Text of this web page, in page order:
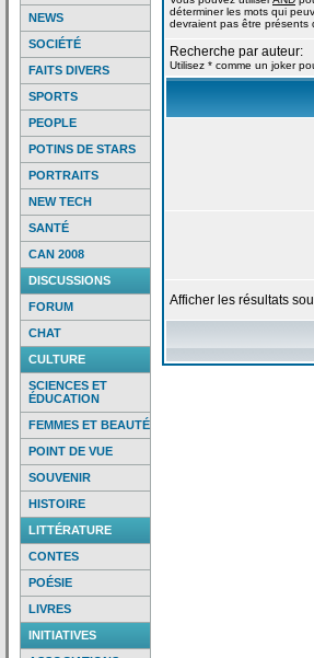
NEWS
SOCIÉTÉ
FAITS DIVERS
SPORTS
PEOPLE
POTINS DE STARS
PORTRAITS
NEW TECH
SANTÉ
CAN 2008
DISCUSSIONS
FORUM
CHAT
CULTURE
SCIENCES ET
ÉDUCATION
FEMMES ET BEAUTÉ
POINT DE VUE
SOUVENIR
HISTOIRE
LITTÉRATURE
CONTES
POÉSIE
LIVRES
INITIATIVES
déterminer les mots qui
devraient pas être présents
Recherche par auteur:
Utilisez * comme un joker
Afficher les résultats